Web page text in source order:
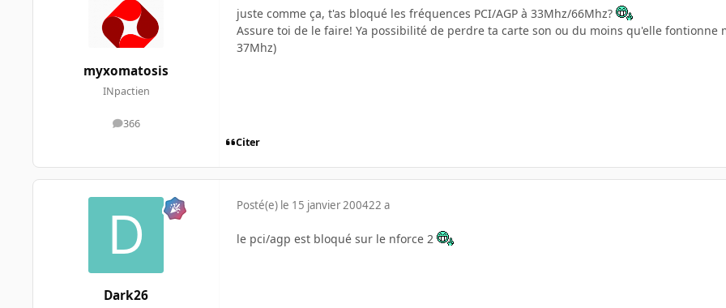
myxomatosis
INpactien
366
messages
juste comme ça, t'as bloqué les fréquences PCI/AGP à 33Mhz/66Mhz?
Assure toi de le faire! Ya possibilité de perdre ta carte son ou du moins qu'elle fontionne
37Mhz)
Citer
Dark26
Posté(e) le 15 janvier 200422 a
le pci/agp est bloqué sur le nforce 2